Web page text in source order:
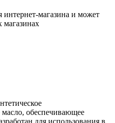
интернет-магазина и может
магазинах
масло, обеспечивающее
для использования в